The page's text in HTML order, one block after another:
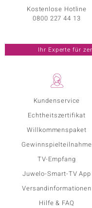
Kundenservice
Echtheitszertifikat
Willkommenspaket
Gewinnspielteilnahme
TV-Empfang
Juwelo-Smart-TV App
Versandinformationen
Hilfe & FAQ
Kostenlose Hotline
0800 227 44 13
Ihr Experte für